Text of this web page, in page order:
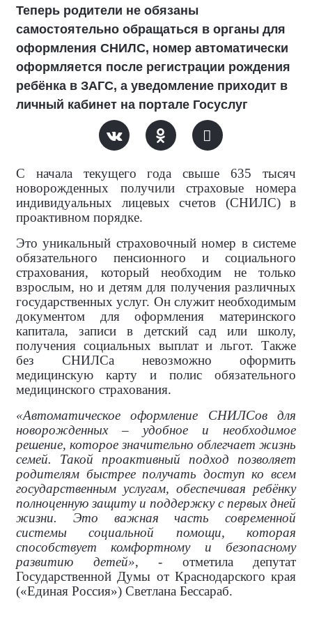
Теперь родители не обязаны
самостоятельно обращаться в органы для
оформления СНИЛС, номер автоматически
оформляется после регистрации рождения
ребёнка в ЗАГС, а уведомление приходит в
личный кабинет на портале Госуслуг
С начала текущего года свыше 635 тысяч
новорожденных получили страховые номера
индивидуальных лицевых счетов (СНИЛС) в
проактивном порядке.
Это уникальный страховочный номер в системе
обязательного пенсионного и социального
страхования, который необходим не только
взрослым, но и детям для получения различных
государственных услуг. Он служит необходимым
документом для оформления материнского
капитала, записи в детский сад или школу,
получения социальных выплат и льгот. Также
без СНИЛСа невозможно оформить
медицинскую карту и полис обязательного
медицинского страхования.
«Автоматическое оформление СНИЛСов для
новорожденных – удобное и необходимое
решение, которое значительно облегчает жизнь
семей. Такой проактивный подход позволяет
родителям быстрее получать доступ ко всем
государственным услугам, обеспечивая ребёнку
полноценную защиту и поддержку с первых дней
жизни. Это важная часть современной
системы социальной помощи, которая
способствует комфортному и безопасному
развитию детей», - отметила депутат
Государственной Думы от Краснодарского края
(«Единая Россия») Светлана Бессараб.